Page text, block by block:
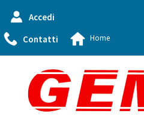
Accedi
Contatti
Home